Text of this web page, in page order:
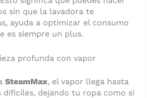
sin que la lavadora te
ayuda a optimizar el consumo
es siempre un plus.
profunda con vapor
SteamMax, el vapor llega hasta
difíciles, dejando tu ropa como si